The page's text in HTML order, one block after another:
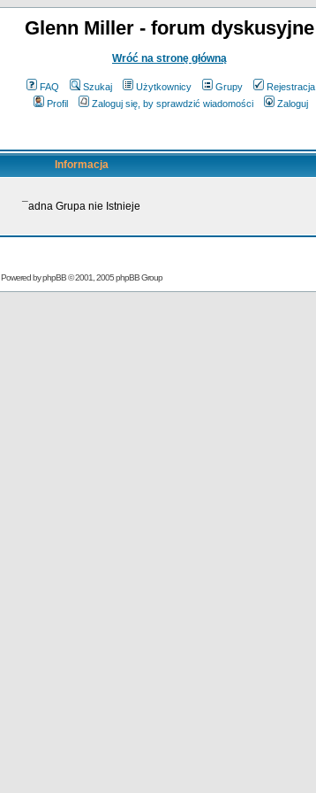
Glenn Miller - forum dyskusyjne
Wróć na stronę główną
FAQ Szukaj Użytkownicy Grupy
Rejestracja
Profil
Zaloguj się, by sprawdzić wiadomości Zaloguj
Informacja
¯adna Grupa nie Istnieje
Powered byphpBB© 2001, 2005 phpBB Group